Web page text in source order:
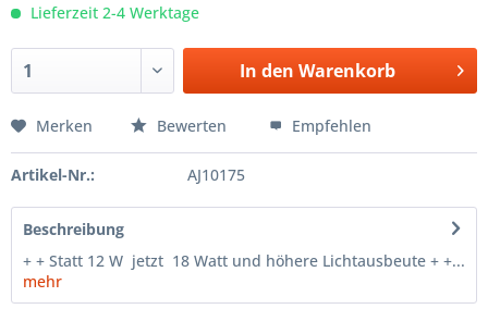
Lieferzeit 2-4 Werktage
In den Warenkorb
Merken Bewerten Empfehlen
Artikel-Nr.: AJ10175
Beschreibung
+ + Statt 12 W jetzt 18 Watt und höhere Lichtausbeute + +...
mehr